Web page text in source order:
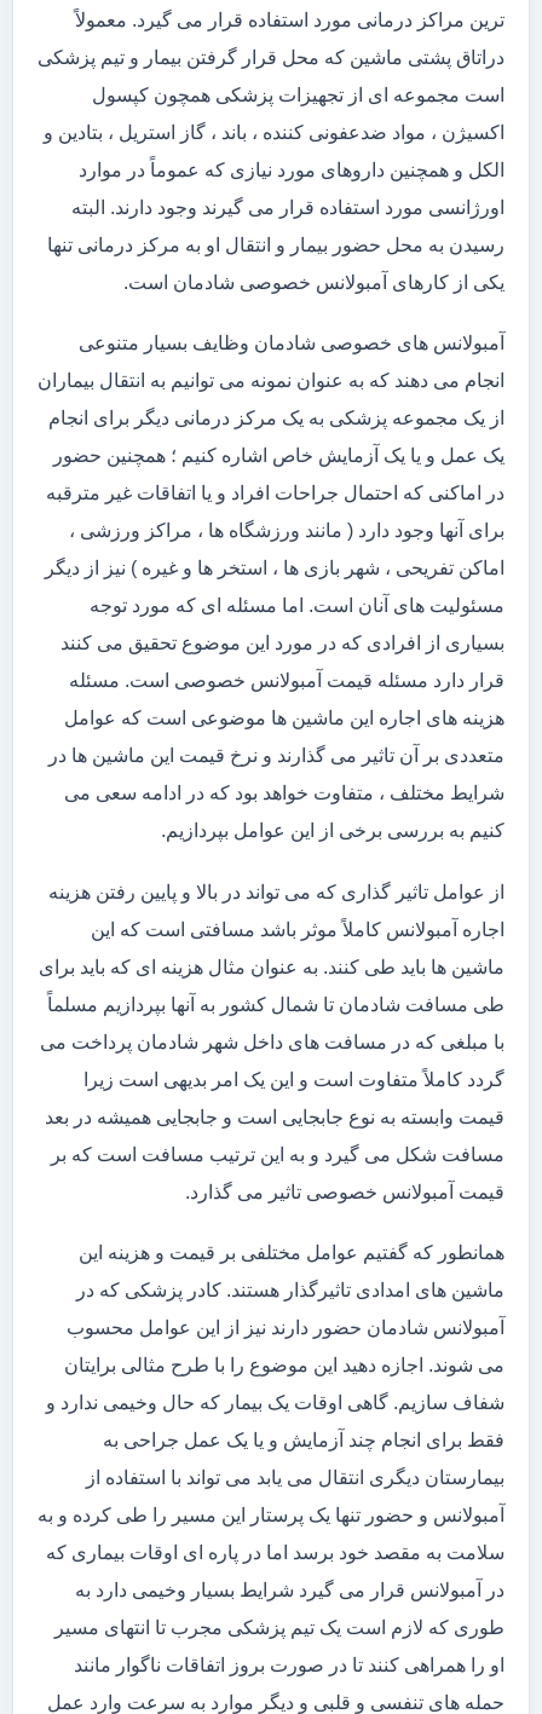
ترین مراکز درمانی مورد استفاده قرار می گیرد. معمولاً
دراتاق پشتی ماشین که محل قرار گرفتن بیمار و تیم پزشکی
است مجموعه ای از تجهیزات پزشکی همچون کپسول
اکسیژن ، مواد ضدعفونی کننده ، باند ، گاز استریل ، بتادین و
الکل و همچنین داروهای مورد نیازی که عموماً در موارد
اورژانسی مورد استفاده قرار می گیرند وجود دارند. البته
رسیدن به محل حضور بیمار و انتقال او به مرکز درمانی تنها
یکی از کارهای آمبولانس خصوصی شادمان است.
آمبولانس های خصوصی شادمان وظایف بسیار متنوعی
انجام می دهند که به عنوان نمونه می توانیم به انتقال بیماران
از یک مجموعه پزشکی به یک مرکز درمانی دیگر برای انجام
یک عمل و یا یک آزمایش خاص اشاره کنیم ؛ همچنین حضور
در اماکنی که احتمال جراحات افراد و یا اتفاقات غیر مترقبه
برای آنها وجود دارد ( مانند ورزشگاه ها ، مراکز ورزشی ،
اماکن تفریحی ، شهر بازی ها ، استخر ها و غیره ) نیز از دیگر
مسئولیت های آنان است. اما مسئله ای که مورد توجه
بسیاری از افرادی که در مورد این موضوع تحقیق می کنند
قرار دارد مسئله قیمت آمبولانس خصوصی است. مسئله
هزینه های اجاره این ماشین ها موضوعی است که عوامل
متعددی بر آن تاثیر می گذارند و نرخ قیمت این ماشین ها در
شرایط مختلف ، متفاوت خواهد بود که در ادامه سعی می
کنیم به بررسی برخی از این عوامل بپردازیم.
از عوامل تاثیر گذاری که می تواند در بالا و پایین رفتن هزینه
اجاره آمبولانس کاملاً موثر باشد مسافتی است که این
ماشین ها باید طی کنند. به عنوان مثال هزینه ای که باید برای
طی مسافت شادمان تا شمال کشور به آنها بپردازیم مسلماً
با مبلغی که در مسافت های داخل شهر شادمان پرداخت می
گردد کاملاً متفاوت است و این یک امر بدیهی است زیرا
قیمت وابسته به نوع جابجایی است و جابجایی همیشه در بعد
مسافت شکل می گیرد و به این ترتیب مسافت است که بر
قیمت آمبولانس خصوصی تاثیر می گذارد.
همانطور که گفتیم عوامل مختلفی بر قیمت و هزینه این
ماشین های امدادی تاثیرگذار هستند. کادر پزشکی که در
آمبولانس شادمان حضور دارند نیز از این عوامل محسوب
می شوند. اجازه دهید این موضوع را با طرح مثالی برایتان
شفاف سازیم. گاهی اوقات یک بیمار که حال وخیمی ندارد و
فقط برای انجام چند آزمایش و یا یک عمل جراحی به
بیمارستان دیگری انتقال می یابد می تواند با استفاده از
آمبولانس و حضور تنها یک پرستار این مسیر را طی کرده و به
سلامت به مقصد خود برسد اما در پاره ای اوقات بیماری که
در آمبولانس قرار می گیرد شرایط بسیار وخیمی دارد به
طوری که لازم است یک تیم پزشکی مجرب تا انتهای مسیر
او را همراهی کنند تا در صورت بروز اتفاقات ناگوار مانند
حمله های تنفسی و قلبی و دیگر موارد به سرعت وارد عمل